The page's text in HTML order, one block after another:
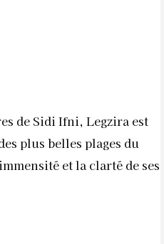
de Sidi Ifni, Legzira est
plus belles plages du
et la clarté de ses